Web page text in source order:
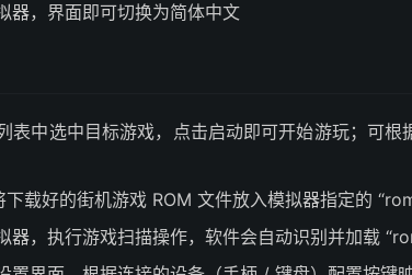
器，界面即可切换为简体中文
表中选中目标游戏，点击启动即可开始游玩；可
下载好的街机游戏 ROM 文件放入模拟器指定的
器，执行游戏扫描操作，软件会自动识别并加载